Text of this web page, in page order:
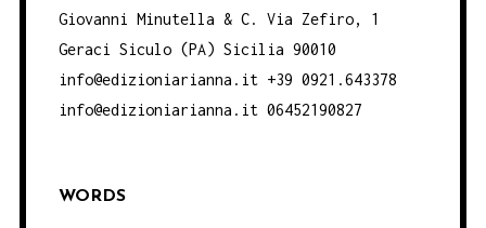
Giovanni Minutella & C. Via Zefiro, 1
Geraci Siculo (PA) Sicilia 90010
info@edizioniarianna.it +39 0921.643378
info@edizioniarianna.it 06452190827
WORDS